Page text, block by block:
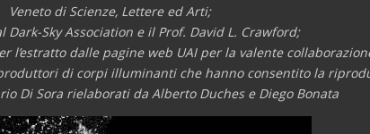
Veneto di Scienze, Lettere ed Arti;
Dark-Sky Association e il Prof. David L. Crawford;
l’estratto dalle pagine web UAI per la valente
di corpi illuminanti che hanno consentito la
Di Sora rielaborati da Alberto Duches e Diego Bonata